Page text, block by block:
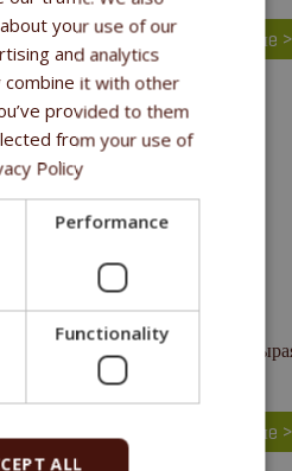
большe >
LIVER 2 PCS
для собак
масла и жиры 9,3 %,
2,9 %.
большe >
your use of our
and analytics
it with other
provided to them
from your use of
Policy
Performance
Functionality
ALL